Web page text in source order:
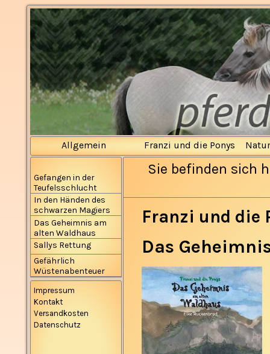
Allgemein Franzi und die Ponys
Gefangen in der
Teufelsschlucht
In den Händen des
schwarzen Magiers
Das Geheimnis am
alten Waldhaus
Sallys Rettung
Gefährlich
Wüstenabenteuer
Impressum
Kontakt
Versandkosten
Datenschutz
Sie befinden sich
Franzi und die
Das